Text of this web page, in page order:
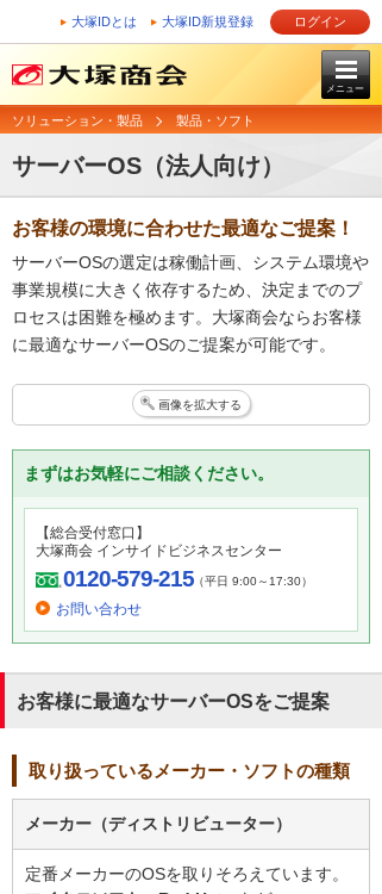
大塚IDとは 大塚ID新規登録 ログイン
メニュー
ソリューション・製品 製品・ソフト
サーバーOS（法人向け）
お客様の環境に合わせた最適なご提案！
サーバーOSの選定は稼働計画、システム環境や
事業規模に大きく依存するため、決定までのプ
ロセスは困難を極めます。大塚商会ならお客様
に最適なサーバーOSのご提案が可能です。
画像を拡大する
まずはお気軽にご相談ください。
【総合受付窓口】
大塚商会 インサイドビジネスセンター
0120-579-215（平日 9:00～17:30）
お問い合わせ
お客様に最適なサーバーOSをご提案
取り扱っているメーカー・ソフトの種類
メーカー（ディストリビューター）
定番メーカーのOSを取りそろえています。